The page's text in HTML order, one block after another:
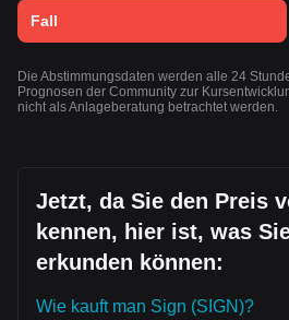
Fall
Die Abstimmungsdaten werden alle 24
Prognosen der Community zur
nicht als Anlageberatung betrachtet werden.
Jetzt, da Sie den Preis
kennen, hier ist, was
erkunden können:
Wie kauft man Sign (SIGN)?